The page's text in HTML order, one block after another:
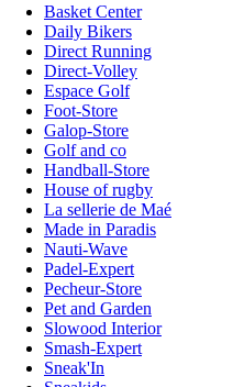
Basket Center
Daily Bikers
Direct Running
Direct-Volley
Espace Golf
Foot-Store
Galop-Store
Golf and co
Handball-Store
House of rugby
La sellerie de Maé
Made in Paradis
Nauti-Wave
Padel-Expert
Pecheur-Store
Pet and Garden
Slowood Interior
Smash-Expert
Sneak'In